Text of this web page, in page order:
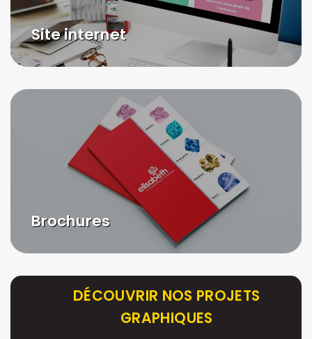
Site internet
Brochures
DÉCOUVRIR NOS PROJETS
GRAPHIQUES